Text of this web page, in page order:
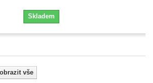
Skladem
vše